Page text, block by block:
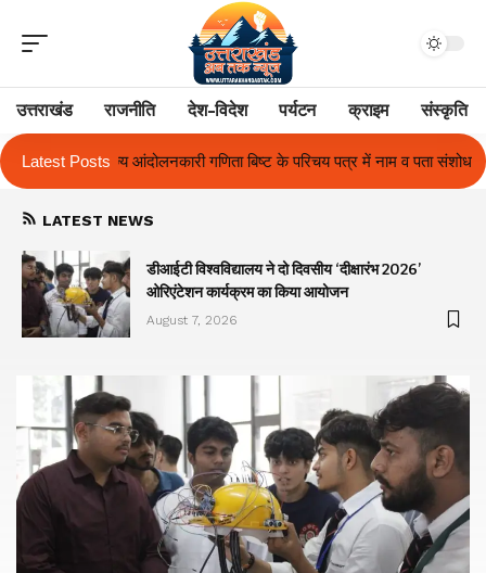
उत्तराखंड राजनीति देश-विदेश पर्यटन क्राइम संस्कृति
Latest Posts
बिष्ट के परिचय पत्र में नाम व पता संशोधन का प्रकरण का हुआ समाधान
LATEST NEWS
डीआईटी विश्वविद्यालय ने दो दिवसीय ‘दीक्षारंभ 2026’
ओरिएंटेशन कार्यक्रम का किया आयोजन
August 7, 2026